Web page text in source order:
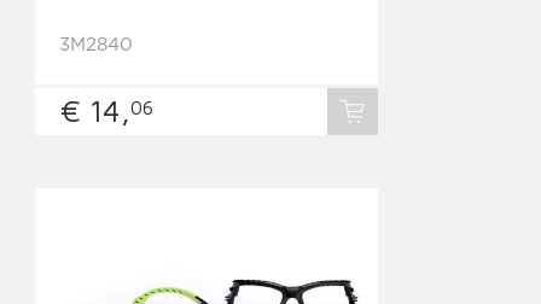
3M2840
€ 14,06